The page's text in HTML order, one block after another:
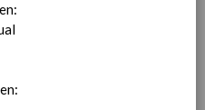
la mejora del rendimiento